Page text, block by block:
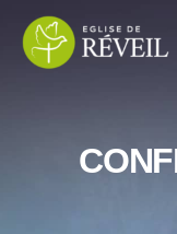
contenu